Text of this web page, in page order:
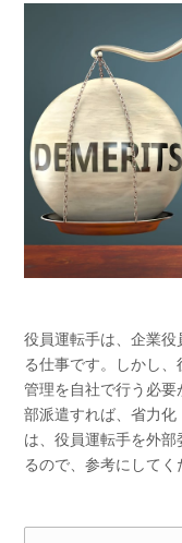
役員運転手は、企業
る仕事です。しかし
管理を自社で行う必
部派遣すれば、省力
は、役員運転手を外
るので、参考にしてく